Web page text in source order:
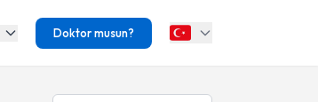
Doktor musun?